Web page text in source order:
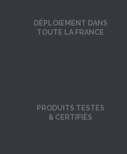
DÉPLOIEMENT DANS
TOUTE LA FRANCE
PRODUITS TESTÉS
& CERTIFIÉS